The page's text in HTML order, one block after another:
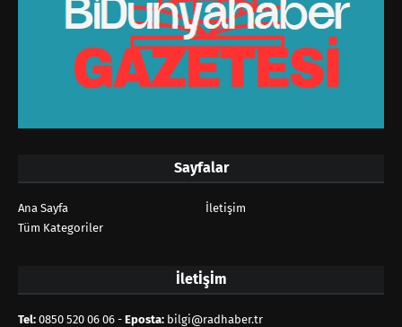
Sayfalar
Ana Sayfa
İletişim
Tüm Kategoriler
İletİşİm
Tel: 0850 520 06 06 - Eposta: bilgi@radhaber.tr